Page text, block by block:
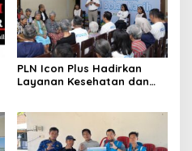
PLN Icon Plus Hadirkan
Layanan Kesehatan dan